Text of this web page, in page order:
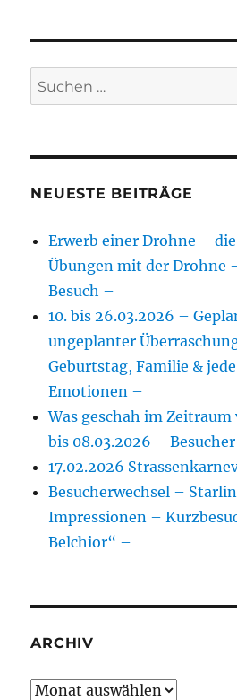
Suchen
nach:
NEUESTE BEITRÄGE
Erwerb einer Drohne –
Übungen mit der Drohne
Besuch –
10. bis 26.03.2026 –
ungeplanter
Geburtstag, Familie &
Emotionen –
Was geschah im Zeitraum
bis 08.03.2026 –
17.02.2026
Besucherwechsel –
Impressionen –
Belchior“ –
ARCHIV
Archiv